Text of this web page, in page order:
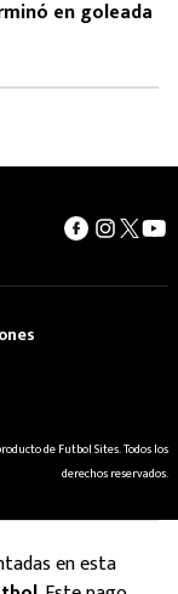
en goleada
de Futbol Sites. Todos los
derechos reservados.
en esta